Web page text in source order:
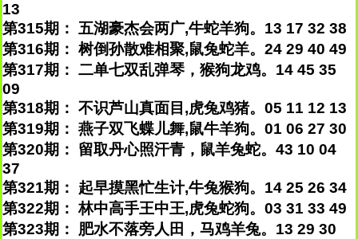
13
第315期： 五湖豪杰会两广,牛蛇羊狗。13 17 32 38
第316期： 树倒孙散难相聚,鼠兔蛇羊。24 29 40 49
第317期： 二单七双乱弹琴，猴狗龙鸡。14 45 35
09
第318期： 不识芦山真面目,虎兔鸡猪。05 11 12 13
第319期： 燕子双飞蝶儿舞,鼠牛羊狗。01 06 27 30
第320期： 留取丹心照汗青，鼠羊兔蛇。43 10 04
37
第321期： 起早摸黑忙生计,牛兔猴狗。14 25 26 34
第322期： 林中高手王中王,虎兔蛇狗。03 31 33 49
第323期： 肥水不落旁人田，马鸡羊兔。13 29 30